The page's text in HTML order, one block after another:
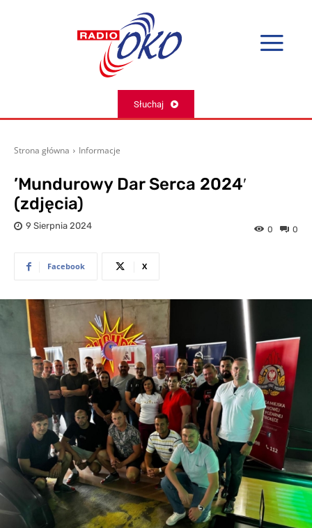
Słuchaj
Strona główna Informacje
’Mundurowy Dar Serca 2024′
(zdjęcia)
9 Sierpnia 2024 0
0
Facebook X